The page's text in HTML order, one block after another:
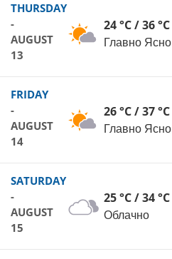
THURSDAY
-
AUGUST
13
24 °C / 36 °C
Главно Ясно
FRIDAY
-
AUGUST
14
26 °C / 37 °C
Главно Ясно
SATURDAY
-
AUGUST
15
25 °C / 34 °C
Облачно